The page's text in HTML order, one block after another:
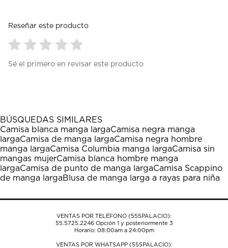
Reseñar este producto
para
1
estrella
Esta
acción
abrirá
el
formulario
de
para
estrellas.
Esta
acción
abrirá
el
formulario
de
para
estrellas.
Esta
acción
abrirá
el
formulario
de
para
estrellas.
Esta
acción
abrirá
el
formulario
de
para
estrellas.
Esta
acción
abrirá
el
formulario
de
Sé el primero en revisar este producto
BÚSQUEDAS SIMILARES
Camisa blanca manga largaCamisa negra manga
largaCamisa de manga largaCamisa negra hombre
manga largaCamisa Columbia manga largaCamisa sin
mangas mujerCamisa blanca hombre manga
largaCamisa de punto de manga largaCamisa Scappino
de manga largaBlusa de manga larga a rayas para niña
VENTAS POR TELÉFONO (555PALACIO):
55.5725.2246Opción 1 y posteriormente 3
Horario: 08:00am a 24:00pm
VENTAS POR WHATSAPP (555PALACIO):